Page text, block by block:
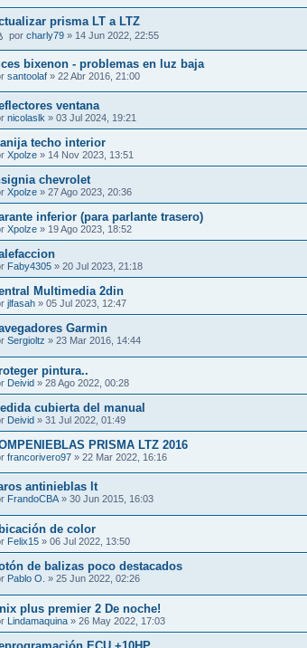
prisma LT a LTZ
por charly79 » 14 Jun 2022, 22:55
bixenon - problemas en luz baja
santoolaf » 22 Abr 2016, 21:00
ventana
nicolaslk » 03 Jul 2024, 19:21
techo interior
Xpolze » 14 Nov 2023, 13:51
chevrolet
Xpolze » 27 Ago 2023, 20:36
inferior (para parlante trasero)
Xpolze » 19 Ago 2023, 18:52
Faby4305 » 20 Jul 2023, 21:18
Multimedia 2din
jlfasah » 05 Jul 2023, 12:47
Garmin
Sergioltz » 23 Mar 2016, 14:44
pintura..
Deivid » 28 Ago 2022, 00:28
cubierta del manual
Deivid » 31 Jul 2022, 01:49
PRISMA LTZ 2016
francorivero97 » 22 Mar 2022, 16:16
antinieblas lt
FrandoCBA» 30 Jun 2015, 16:03
de color
Felix15 » 06 Jul 2022, 13:50
de balizas poco destacados
Pablo O. » 25 Jun 2022, 02:26
plus premier 2 De noche!
Lindamaquina » 26 May 2022, 17:03